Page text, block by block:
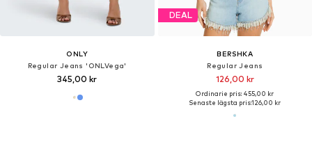
ONLY
Regular Jeans 'ONLVega'
345,00 kr
DEAL
BERSHKA
Regular Jeans
126,00 kr
Ordinarie pris: 455,00 kr
Senaste lägsta pris:126,00 kr